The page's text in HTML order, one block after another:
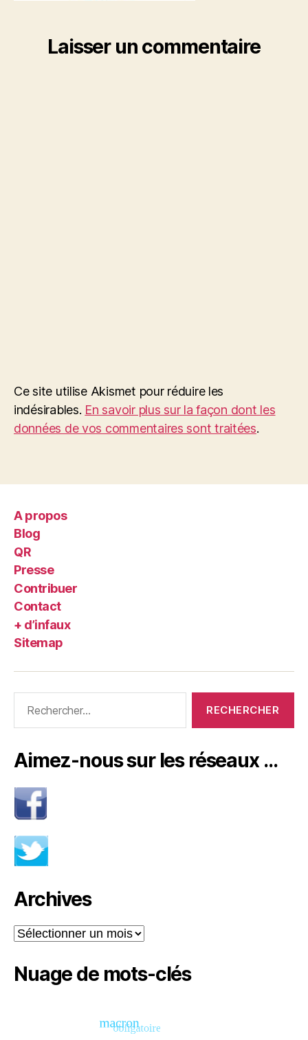
Laisser un commentaire
Ce site utilise Akismet pour réduire les
indésirables. En savoir plus sur la façon dont les
données de vos commentaires sont traitées.
A propos
Blog
QR
Presse
Contribuer
Contact
+ d’infaux
Sitemap
Aimez-nous sur les réseaux …
Archives
Archives
Nuage de mots-clés